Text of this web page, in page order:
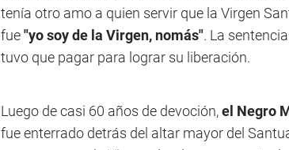
tenía otro amo a quien servir que la Virgen
fue"yo soy de la Virgen, nomás". La
tuvo que pagar para lograr su liberación.
Luego de casi 60 años de devoción,el Negro
fue enterrado detrás del altar mayor del